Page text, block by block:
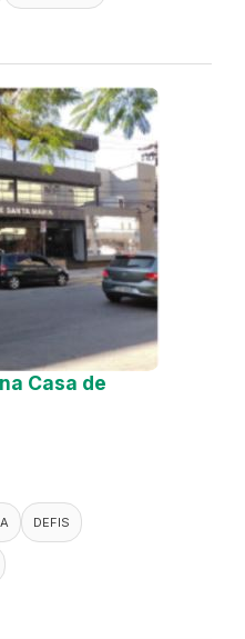
Casa de
DEFIS